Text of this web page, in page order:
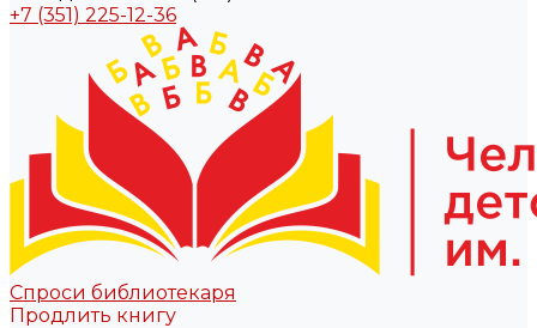
+7 (351) 225-12-36
Спроси библиотекаря
Продлить книгу